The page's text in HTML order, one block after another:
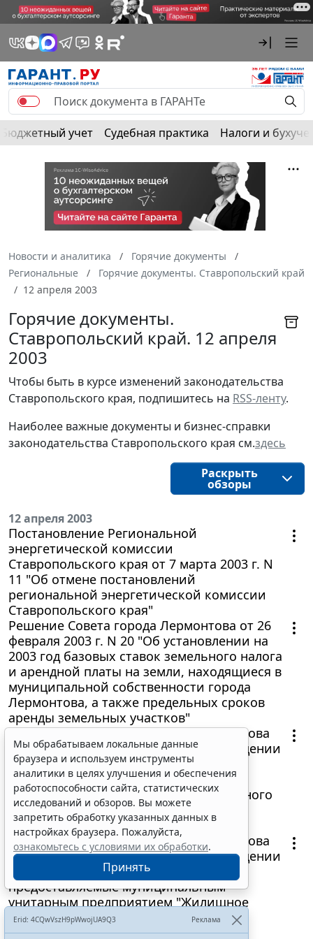
Бюджетный учет Судебная практика Налоги и
Новости и аналитика
Горячие документы
Региональные
Горячие документы. Ставропольский край
12 апреля 2003
Горячие документы.
Ставропольский край. 12 апреля
2003
Чтобы быть в курсе изменений законодательства
Ставропольского края, подпишитесь на RSS-ленту.
Наиболее важные документы и бизнес-справки
законодательства Ставропольского края см.здесь
Раскрыть
обзоры
12 апреля 2003
Постановление Региональной
энергетической комиссии
Ставропольского края от 7 марта 2003 г. N
11 "Об отмене постановлений
региональной энергетической комиссии
Ставропольского края"
Решение Совета города Лермонтова от 26
февраля 2003 г. N 20 "Об установлении на
2003 год базовых ставок земельного налога
и арендной платы на земли, находящиеся в
муниципальной собственности города
Лермонтова, а также предельных сроков
аренды земельных участков"
Постановление Главы города Лермонтова
от 25 февраля 2003 г. N 85 "Об утверждении
тарифов на услуги, предоставляемые
муниципальными унитарными
предприятиями жилищно-коммунального
хозяйства города Лермонтова, для
населения и прочих потребителей"
Постановление Главы города Лермонтова
от 28 февраля 2003 г. N 93 "Об утверждении
тарифов на ритуальные услуги,
предоставляемые муниципальным
унитарным предприятием "Жилищное
хозяйство" в городе Лермонтове"
Мы обрабатываем локальные данные
браузера и используем инструменты
аналитики в целях улучшения и обеспечения
работоспособности сайта, статистических
исследований и обзоров. Вы можете
запретить обработку указанных данных в
настройках браузера. Пожалуйста,
ознакомьтесь с условиями их обработки.
Принять
Erid: 4CQwVszH9pWwojUA9Q3 Реклама